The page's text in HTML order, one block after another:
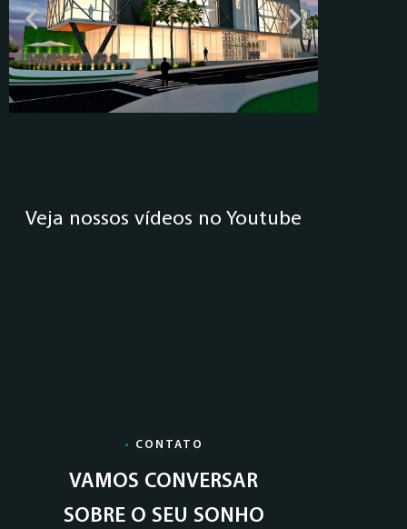
Veja nossos vídeos no Youtube
• CONTATO
VAMOS CONVERSAR
SOBRE O SEU SONHO